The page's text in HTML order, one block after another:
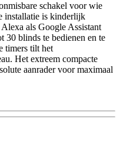
schakel voor wie
installatie is kinderlijk
als Google Assistant
blinds te bedienen en te
timers tilt het
Het extreem compacte
aanrader voor maximaal